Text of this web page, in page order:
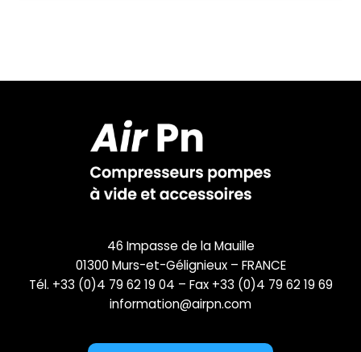
46 Impasse de la Mauille
01300 Murs-et-Gélignieux – FRANCE
Tél. +33 (0)4 79 62 19 04 – Fax +33 (0)4 79 62 19 69
information@airpn.com